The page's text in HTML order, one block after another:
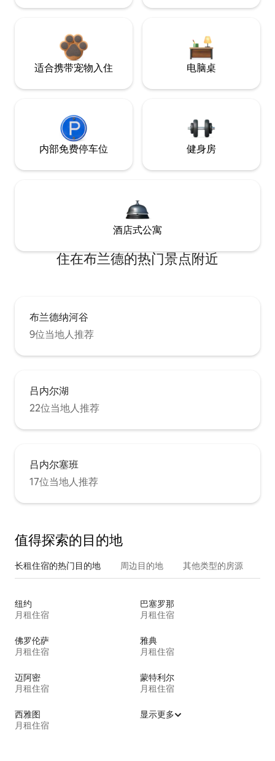
适合携带宠物入住 电脑桌
内部免费停车位 健身房
酒店式公寓
住在布兰德的热门景点附近
布兰德纳河谷
9位当地人推荐
吕内尔湖
22位当地人推荐
吕内尔塞班
17位当地人推荐
值得探索的目的地
长租住宿的热门目的地 周边目的地 其他类型的房源
纽约
月租住宿
巴塞罗那
月租住宿
佛罗伦萨
月租住宿
雅典
月租住宿
迈阿密
月租住宿
蒙特利尔
月租住宿
西雅图
月租住宿
显示更多